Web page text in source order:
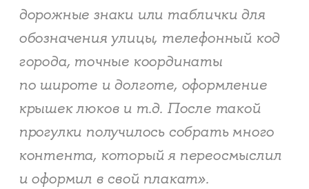
дорожные знаки или таблички для
обозначения улицы, телефонный код
города, точные координаты
по широте и долготе, оформление
крышек люков и т.д. После такой
прогулки получилось собрать много
контента, который я переосмыслил
и оформил в свой плакат».